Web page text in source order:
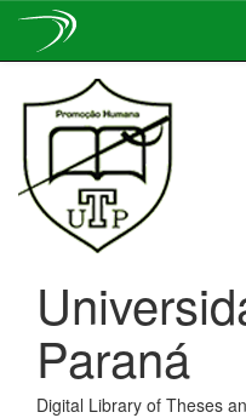
navigation
Paraná
Digital Library of Theses